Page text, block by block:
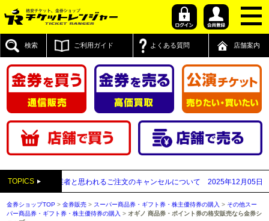
検索 ご利用ガイド よくある質問 店舗案内
TOPICS
い買取業者と思われるご注文のキャンセルについて 2025年12月05日 【2025年
金券ショップTOP >金券販売 > スーパー商品券・ギフト券・株主優待券の購入 > その他スー
パー商品券・ギフト券・株主優待券の購入 > オギノ 商品券・ポイント券の格安販売なら金券シ